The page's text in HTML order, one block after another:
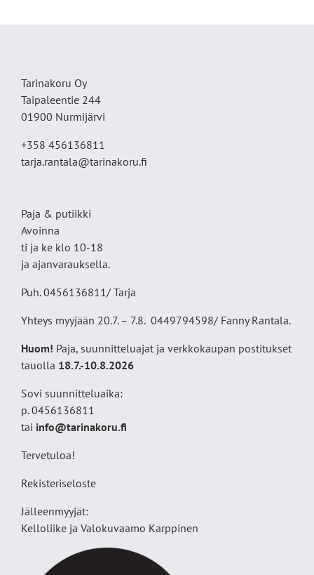
Tarinakoru Oy
Taipaleentie 244
01900 Nurmijärvi
+358 456136811
tarja.rantala@tarinakoru.fi
Paja & putiikki
Avoinna
ti ja ke klo 10-18
ja ajanvarauksella.
Puh. 0456136811/ Tarja
Yhteys myyjään 20.7. – 7.8. 0449794598/ Fanny Rantala.
Huom! Paja, suunnitteluajat ja verkkokaupan postitukset
tauolla 18.7.-10.8.2026
Sovi suunnitteluaika:
p. 0456136811
tai info@tarinakoru.fi
Tervetuloa!
Rekisteriseloste
Jälleenmyyjät:
Kelloliike ja Valokuvaamo Karppinen